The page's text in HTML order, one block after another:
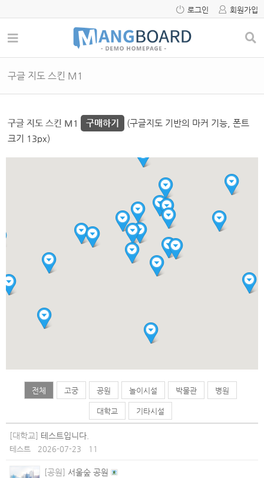
로그인 회원가입
구글 지도 스킨 M1
구글 지도 스킨 M1 구매하기
(구글지도 기반의 마커 기능, 폰트
크기 13px)
전체 고궁 공원 놀이시설 박물관 병원
대학교 기타시설
[대학교] 테스트입니다.
테스트 2026-07-23 11
[공원] 서울숲 공원